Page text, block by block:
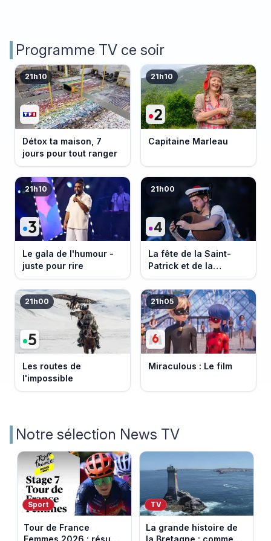
Programme TV ce soir
21h10
Détox ta maison, 7
jours pour tout ranger
21h10
Capitaine Marleau
21h10
Le gala de l'humour -
juste pour rire
21h00
La fête de la Saint-
Patrick et de la
Bretagne
21h00
Les routes de
l'impossible
21h05
Miraculous : Le film
Notre sélection News TV
Sport
Tour de France
Femmes 2026 : résumé
TV
La grande histoire de
la Bretagne : comment